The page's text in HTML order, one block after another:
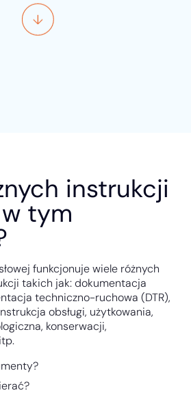
instrukcji
tym
funkcjonuje wiele różnych
takich jak: dokumentacja
techniczno-ruchowa (DTR),
obsługi, użytkowania,
konserwacji,